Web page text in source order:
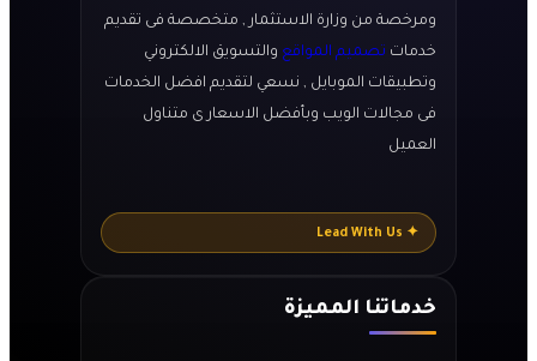
ومرخصة من وزارة الاستثمار , متخصصة فى تقديم
خدمات تصميم المواقع والتسويق الالكتروني
وتطبيقات الموبايل , نسعي لتقديم افضل الخدمات
فى مجالات الويب وبأفضل الاسعار ى متناول
العميل
✦ Lead With Us
خدماتنا المميزة